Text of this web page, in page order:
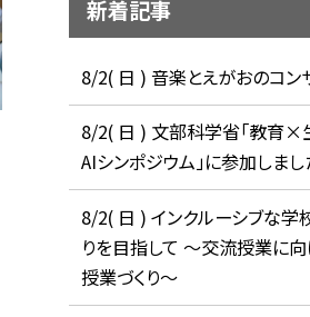
新着記事
8/2( 日 ) 音楽とえがおのコン
8/2( 日 ) 文部科学省「教育×
AIシンポジウム」に参加しまし
8/2( 日 ) インクルーシブな学
りを目指して ～交流授業に
授業づくり～